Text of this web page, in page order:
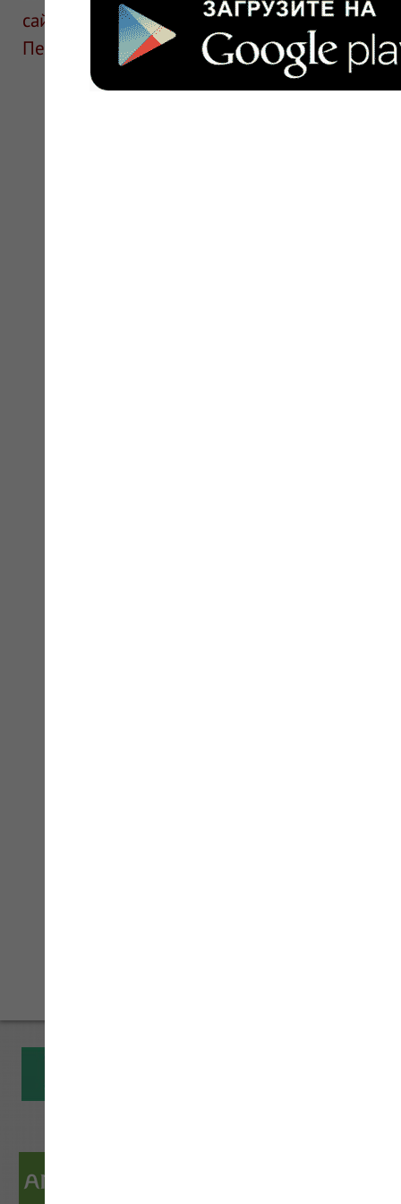
сайте для ознакомления и не является
Перед применением необходима